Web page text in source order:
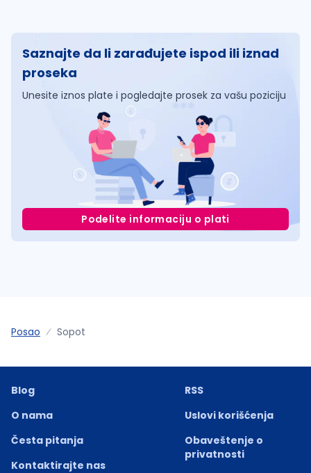
Saznajte da li zarađujete ispod ili iznad
proseka
Unesite iznos plate i pogledajte prosek za vašu poziciju
Podelite informaciju o plati
Posao Sopot
Blog
O nama
Česta pitanja
Kontaktirajte nas
RSS
Uslovi korišćenja
Obaveštenje o
privatnosti